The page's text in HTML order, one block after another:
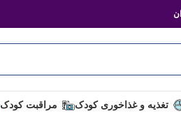
تغذیه و غذاخوری کودک مراقبت کودک